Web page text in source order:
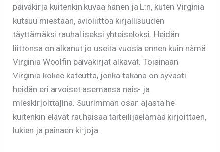
päiväkirja kuitenkin kuvaa hänen ja L:n, kuten Virginia
kutsuu miestään, avioliittoa kirjallisuuden
täyttämäksi rauhalliseksi yhteiseloksi. Heidän
liittonsa on alkanut jo useita vuosia ennen kuin nämä
Virginia Woolfin päiväkirjat alkavat. Toisinaan
Virginia kokee kateutta, jonka takana on syvästi
heidän eri arvoiset asemansa nais- ja
mieskirjoittajina. Suurimman osan ajasta he
kuitenkin elävät rauhaisaa taiteilijaelämää kirjoittaen,
lukien ja painaen kirjoja.